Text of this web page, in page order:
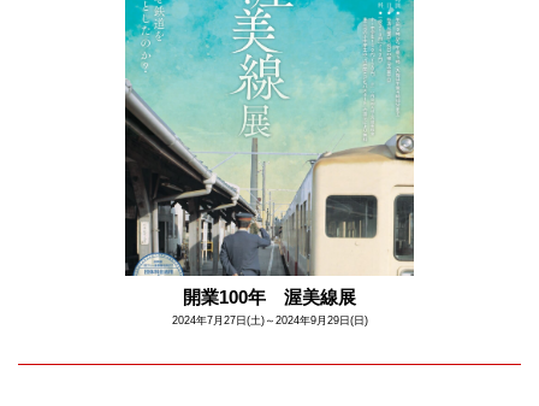
開業100年 渥美線展
2024年7月27日(土)～2024年9月29日(日)